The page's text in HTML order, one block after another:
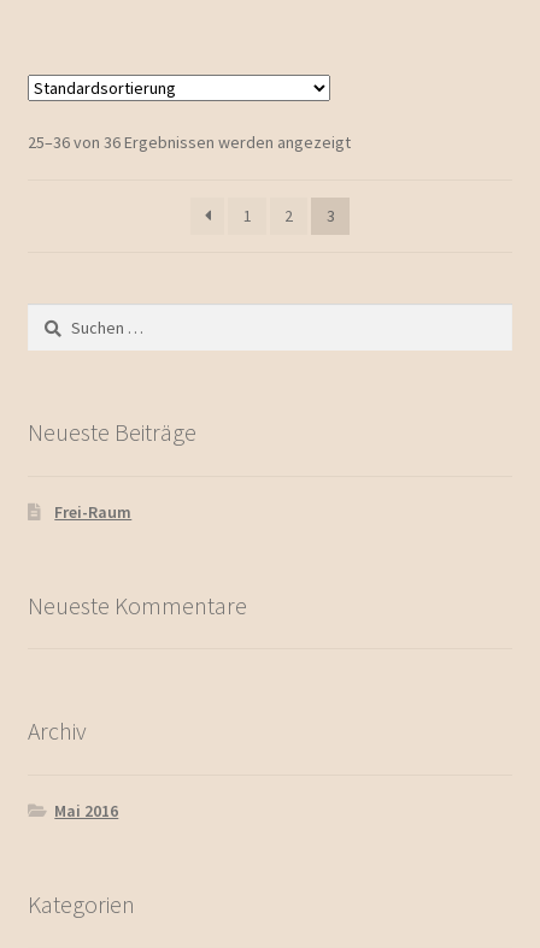
25–36 von 36 Ergebnissen werden angezeigt
1 2 3
Suchen
nach:
Neueste Beiträge
Frei-Raum
Neueste Kommentare
Archiv
Mai 2016
Kategorien